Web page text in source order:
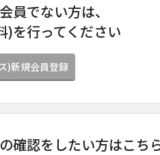
員でない方は、
)を行ってください
)新規会員登録
確認をしたい方はこち